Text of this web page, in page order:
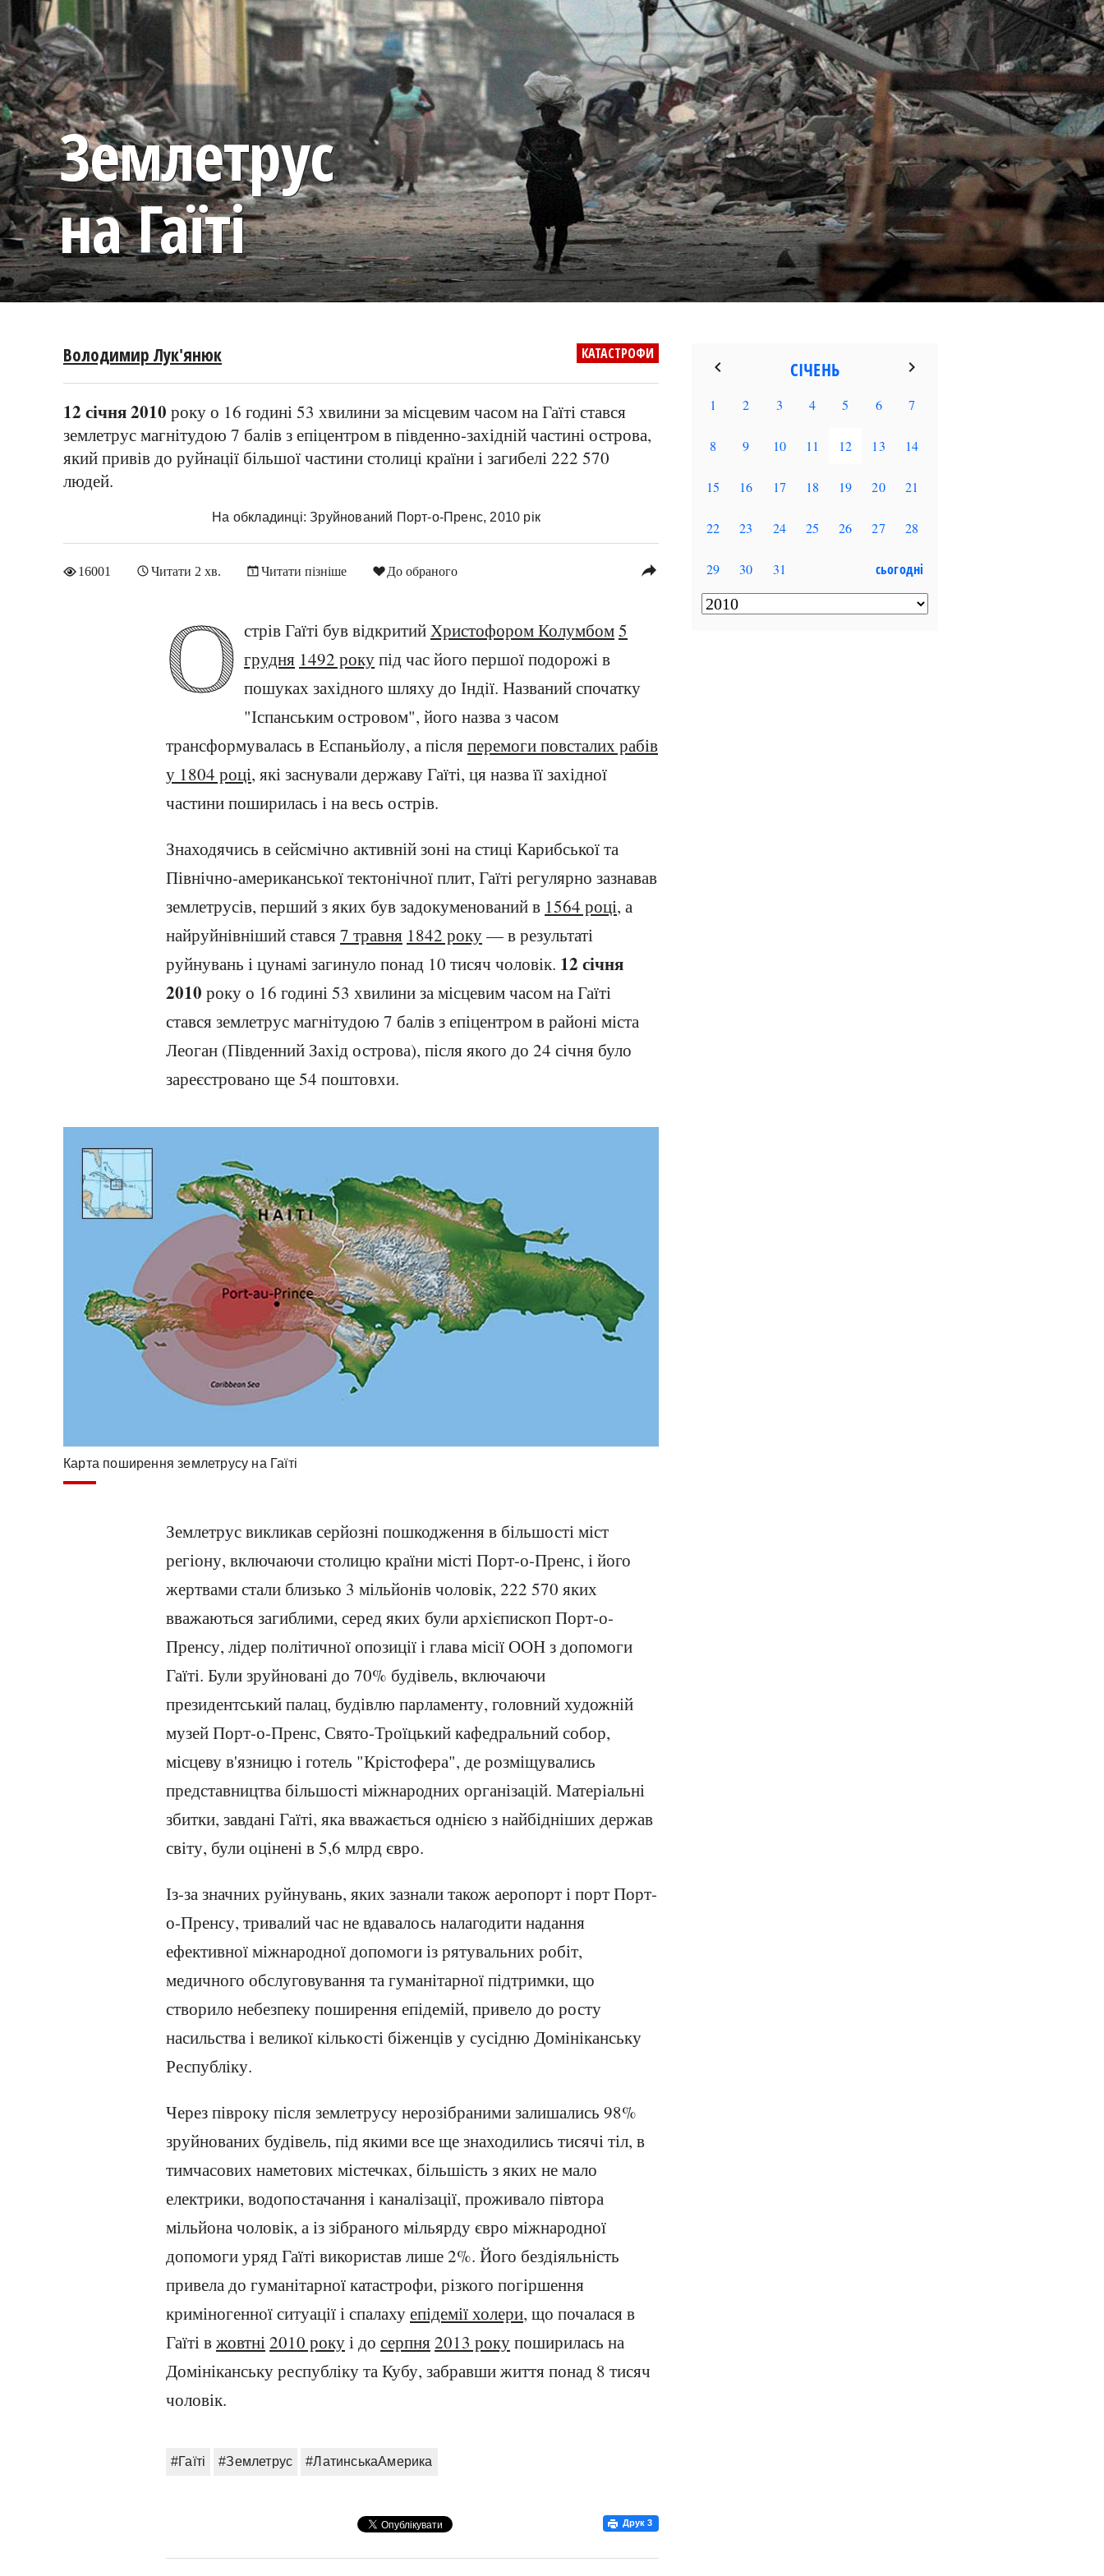
Землетрус
на Гаїті
КАТАСТРОФИ
Володимир Лук'янюк
12 січня 2010 року о 16 годині 53 хвилини за місцевим часом на Гаїті стався
землетрус магнітудою 7 балів з епіцентром в південно-західній частині острова,
який привів до руйнації більшої частини столиці країни і загибелі 222 570
людей.
На обкладинці: Зруйнований Порт-о-Пренс, 2010 рік
16001 Читати 2 хв. Читати пізніше До обраного reply
О стрів Гаїті був відкритийХристофором Колумбом5
грудня 1492 рокупід час його першої подорожі в
пошуках західного шляху до Індії. Названий спочатку
"Іспанським островом", його назва з часом
трансформувалась в Еспаньйолу, а післяперемоги повсталих рабів
у 1804 році, які заснували державу Гаїті, ця назва її західної
частини поширилась і на весь острів.
Знаходячись в сейсмічно активній зоні на стиці Карибської та
Північно-американської тектонічної плит, Гаїті регулярно зазнавав
землетрусів, перший з яких був задокуменований в 1564 році, а
найруйнівніший стався7 травня 1842 року— в результаті
руйнувань і цунамі загинуло понад 10 тисяч чоловік. 12 січня
2010 року о 16 годині 53 хвилини за місцевим часом на Гаїті
стався землетрус магнітудою 7 балів з епіцентром в районі міста
Леоган (Південний Захід острова), після якого до 24 січня було
зареєстровано ще 54 поштовхи.
Карта поширення землетрусу на Гаїті
Землетрус викликав серйозні пошкодження в більшості міст
регіону, включаючи столицю країни місті Порт-о-Пренс, і його
жертвами стали близько 3 мільйонів чоловік, 222 570 яких
вважаються загиблими, серед яких були архієпископ Порт-о-
Пренсу, лідер політичної опозиції і глава місії ООН з допомоги
Гаїті. Були зруйновані до 70% будівель, включаючи
президентський палац, будівлю парламенту, головний художній
музей Порт-о-Пренс, Свято-Троїцький кафедральний собор,
місцеву в'язницю і готель "Крістофера", де розміщувались
представництва більшості міжнародних організацій. Матеріальні
збитки, завдані Гаїті, яка вважається однією з найбідніших держав
світу, були оцінені в 5,6 млрд євро.
Із-за значних руйнувань, яких зазнали також аеропорт і порт Порт-
о-Пренсу, тривалий час не вдавалось налагодити надання
ефективної міжнародної допомоги із рятувальних робіт,
медичного обслуговування та гуманітарної підтримки, що
створило небезпеку поширення епідемій, привело до росту
насильства і великої кількості біженців у сусідню Домініканську
Республіку.
Через півроку після землетрусу нерозібраними залишались 98%
зруйнованих будівель, під якими все ще знаходились тисячі тіл, в
тимчасових наметових містечках, більшість з яких не мало
електрики, водопостачання і каналізації, проживало півтора
мільйона чоловік, а із зібраного мільярду євро міжнародної
допомоги уряд Гаїті використав лише 2%. Його бездіяльність
привела до гуманітарної катастрофи, різкого погіршення
криміногенної ситуації і спалахуепідемії холери, що почалася в
Гаїті вжовтні2010 рокуі до серпня2013 рокупоширилась на
Домініканську республіку та Кубу, забравши життя понад 8 тисяч
чоловік.
#Гаїті #Землетрус #ЛатинськаАмерика
Друк 3